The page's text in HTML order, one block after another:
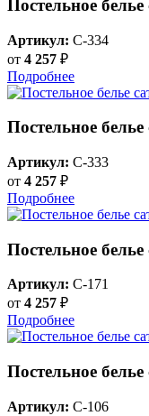
Постельное
Артикул: C-334
от 4 257 ₽
Подробнее
Постельное
Артикул: C-333
от 4 257 ₽
Подробнее
Постельное
Артикул: C-171
от 4 257 ₽
Подробнее
Постельное
Артикул: C-106